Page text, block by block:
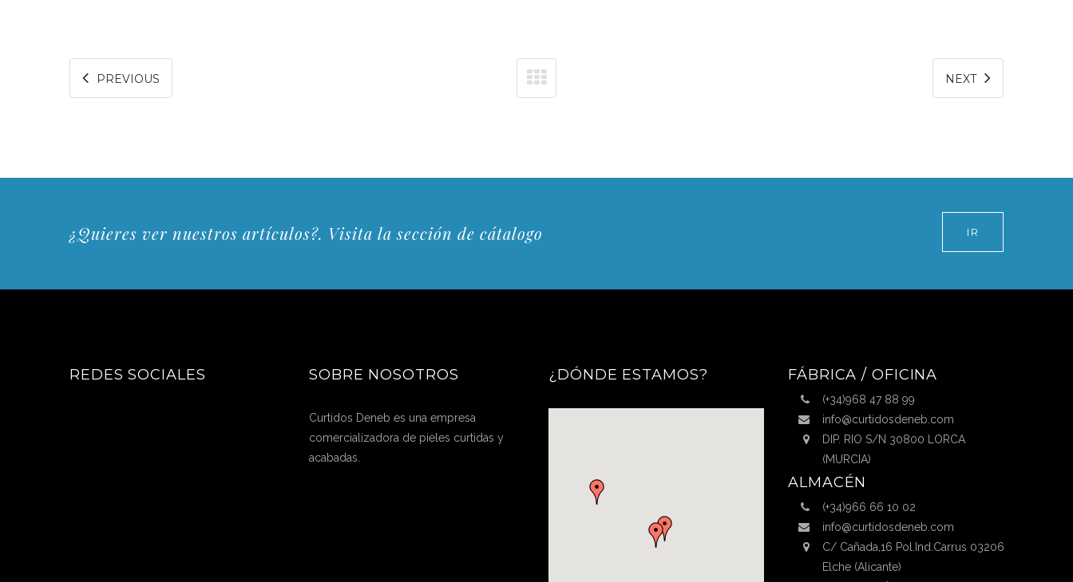
PREVIOUS NEXT
¿Quieres ver nuestros artículos?. Visita la sección de cátalogo IR
REDES SOCIALES SOBRE NOSOTROS
Curtidos Deneb es una empresa
comercializadora de pieles curtidas y
acabadas.
¿DÓNDE ESTAMOS? FÁBRICA / OFICINA
(+34)968 47 88 99
info@curtidosdeneb.com
DIP. RIO S/N 30800 LORCA
(MURCIA)
ALMACÉN
(+34)966 66 10 02
info@curtidosdeneb.com
C/ Cañada,16 Pol.Ind.Carrus 03206
Elche (Alicante)